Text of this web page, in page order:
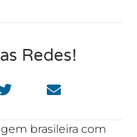
Redes!
brasileira com